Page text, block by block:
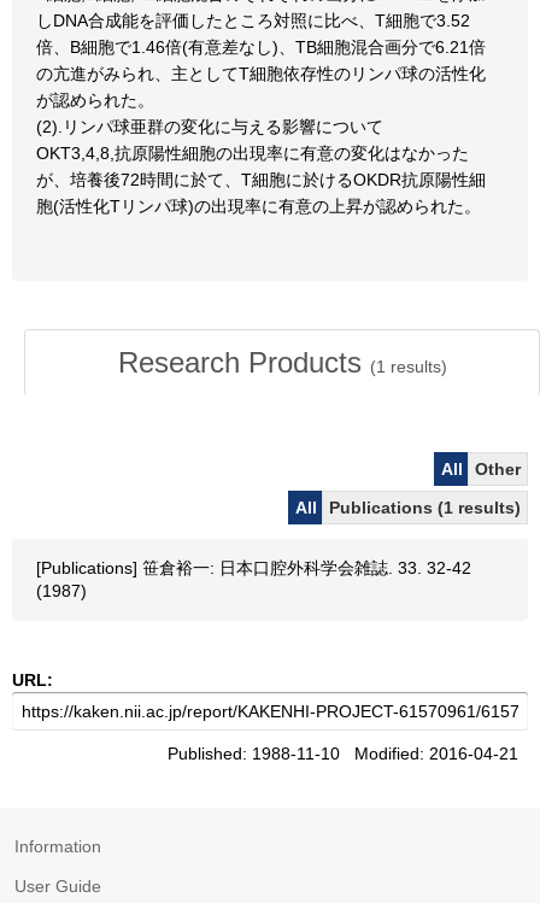
しDNA合成能を評価したところ対照に比べ、T細胞で3.52
倍、B細胞で1.46倍(有意差なし)、TB細胞混合画分で6.21倍
の亢進がみられ、主としてT細胞依存性のリンパ球の活性化
が認められた。
(2).リンパ球亜群の変化に与える影響について
OKT3,4,8,抗原陽性細胞の出現率に有意の変化はなかった
が、培養後72時間に於て、T細胞に於けるOKDR抗原陽性細
胞(活性化Tリンパ球)の出現率に有意の上昇が認められた。
Research Products (1 results)
All
Other
All
Publications (1 results)
[Publications] 笹倉裕一: 日本口腔外科学会雑誌. 33. 32-42
(1987)
URL:
Published: 1988-11-10 Modified: 2016-04-21
Information
User Guide